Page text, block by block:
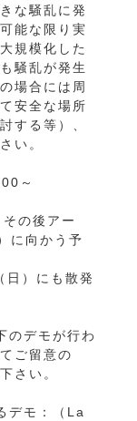
な騒乱に発
能な限り実
規模化した
騒乱が発生
場合には周
安全な場所
する等）、
い。
～
の後アー
に向かう予
日）にも散発
デモが行わ
ご留意の
さい。
デモ：（La